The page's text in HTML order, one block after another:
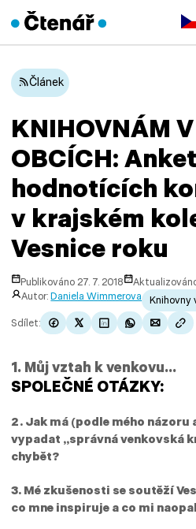
Článek
KNIHOVNÁM
OBCÍCH:
hodnotících
v krajském
Vesnice roku
Publikováno 27. 7. 2018
Autor:Daniela Wimmerova
Knihovny
Sdílet:
1. Můj vztah k venkovu…
SPOLEČNÉ OTÁZKY:
2. Jak má (podle mého
vypadat „správná venkovská
chybět?
3. Mé zkušenosti se soutěží
co mne inspiruje a co mi